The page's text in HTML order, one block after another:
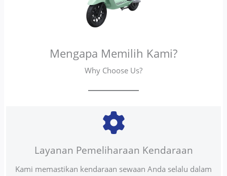
Mengapa Memilih Kami?
Why Choose Us?
Layanan Pemeliharaan Kendaraan
Kami memastikan kendaraan sewaan Anda selalu dalam